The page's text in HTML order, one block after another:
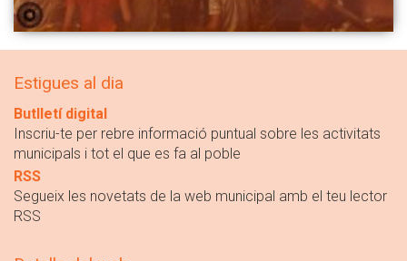
Estigues al dia
Butlletí digital
Inscriu-te per rebre informació puntual sobre les activitats
municipals i tot el que es fa al poble
RSS
Segueix les novetats de la web municipal amb el teu lector
RSS